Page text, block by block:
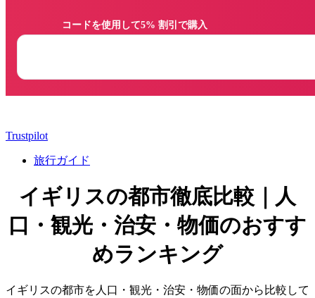
Trustpilot
旅行ガイド
イギリスの都市徹底比較｜人
口・観光・治安・物価のおすす
めランキング
イギリスの都市を人口・観光・治安・物価の面から比較して